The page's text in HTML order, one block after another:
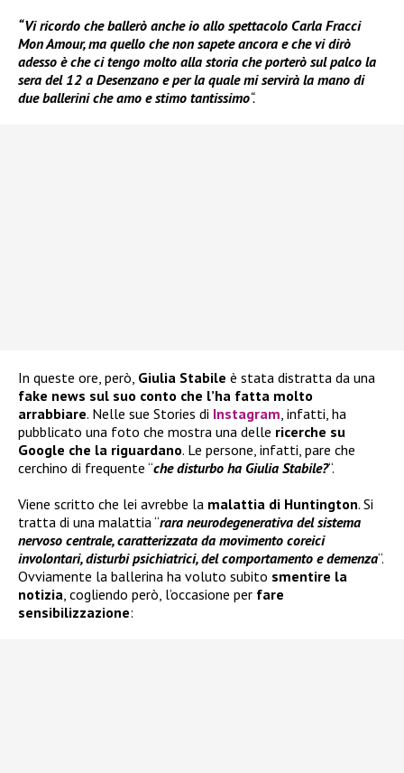
“Vi ricordo che ballerò anche io allo spettacolo Carla Fracci
Mon Amour, ma quello che non sapete ancora e che vi dirò
adesso è che ci tengo molto alla storia che porterò sul palco la
sera del 12 a Desenzano e per la quale mi servirà la mano di
due ballerini che amo e stimo tantissimo“.
In queste ore, però, Giulia Stabile è stata distratta da una
fake news sul suo conto che l’ha fatta molto
arrabbiare. Nelle sue Stories di Instagram, infatti, ha
pubblicato una foto che mostra una delle ricerche su
Google che la riguardano. Le persone, infatti, pare che
cerchino di frequente “che disturbo ha Giulia Stabile?“.
Viene scritto che lei avrebbe la malattia di Huntington. Si
tratta di una malattia “rara neurodegenerativa del sistema
nervoso centrale, caratterizzata da movimento coreici
involontari, disturbi psichiatrici, del comportamento e demenza“.
Ovviamente la ballerina ha voluto subito smentire la
notizia, cogliendo però, l’occasione per fare
sensibilizzazione: